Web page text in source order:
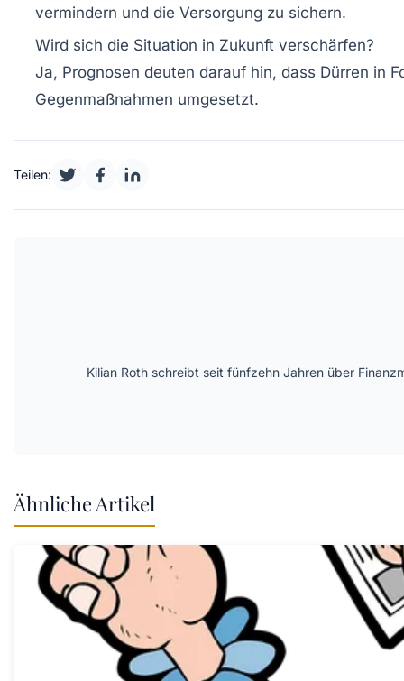
vermindern und die Versorgung zu sichern.
Wird sich die Situation in Zukunft verschärfen?
Ja, Prognosen deuten darauf hin, dass Dürren in
Gegenmaßnahmen umgesetzt.
Teilen:
Kilian Roth schreibt seit fünfzehn Jahren über
Ähnliche Artikel